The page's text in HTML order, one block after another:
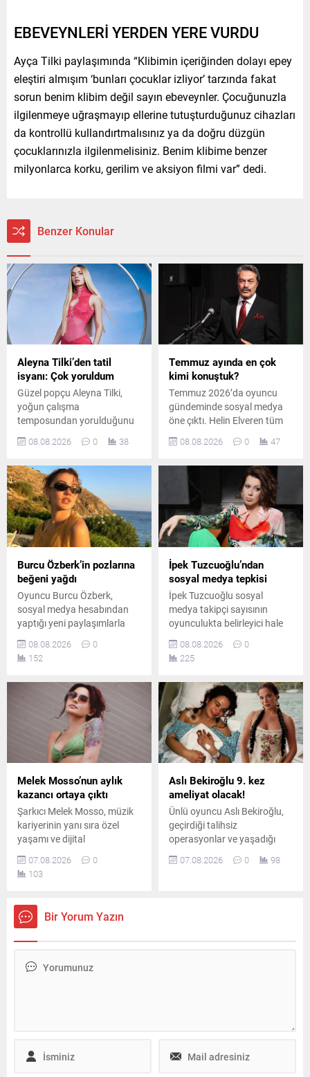
EBEVEYNLERİ YERDEN YERE VURDU
Ayça Tilki paylaşımında “Klibimin içeriğinden dolayı epey
eleştiri almışım ‘bunları çocuklar izliyor’ tarzında fakat
sorun benim klibim değil sayın ebeveynler. Çocuğunuzla
ilgilenmeye uğraşmayıp ellerine tutuşturduğunuz cihazları
da kontrollü kullandırtmalısınız ya da doğru düzgün
çocuklarınızla ilgilenmelisiniz. Benim klibime benzer
milyonlarca korku, gerilim ve aksiyon filmi var” dedi.
Benzer Konular
Aleyna Tilki’den tatil
isyanı: Çok yoruldum
Güzel popçu Aleyna Tilki,
yoğun çalışma
temposundan yorulduğunu
belirterek sosyal medya
hesabından yaptığı
getirdi.
08.08.2026 0 38
Temmuz ayında en çok
kimi konuştuk?
Temmuz 2026’da oyuncu
gündeminde sosyal medya
öne çıktı. Helin Elveren tüm
mecralarda ilk sırayı alırken,
Zihni Göktay ve Kadir İnanır
ve anma gündemiyle dikkat
08.08.2026 0 47
Burcu Özberk’in pozlarına
beğeni yağdı
Oyuncu Burcu Özberk,
sosyal medya hesabından
yaptığı yeni paylaşımlarla
kazandı. Formda
görüntüsüyle dikkat çeken
sürede çok sayıda yorum
08.08.2026
0
152
İpek Tuzcuoğlu’ndan
sosyal medya tepkisi
İpek Tuzcuoğlu sosyal
medya takipçi sayısının
oyunculukta belirleyici hale
oyuncu, gerçek sanatın
rakamlarla ölçülemeyeceğini
önemli bir mesaj verdi ve
emeğin değerini özellikle de
vurguladı.
08.08.2026
0
225
Melek Mosso’nun aylık
kazancı ortaya çıktı
Şarkıcı Melek Mosso, müzik
kariyerinin yanı sıra özel
yaşamı ve dijital
platformlardaki
çalışmalarıyla da adından
söz ettiriyor. Instagram’da
kullanan Mosso’nun abone
sayısı ve buradan elde ettiği
07.08.2026
0
103
Aslı Bekiroğlu 9. kez
ameliyat olacak!
Ünlü oyuncu Aslı Bekiroğlu,
geçirdiği talihsiz
operasyonlar ve yaşadığı
ciddi sağlık sorunlarının
ardından, sekiz ameliyatın
07.08.2026 0 98
Bir Yorum Yazın